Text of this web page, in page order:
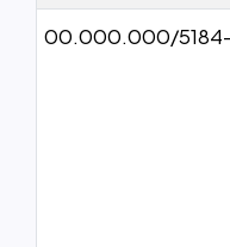
00.000.000/